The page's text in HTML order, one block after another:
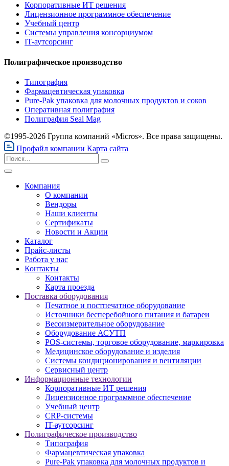
Корпоративные ИТ решения
Лицензионное программное обеспечение
Учебный центр
Системы управления консорциумом
IT-аутсорсинг
Полиграфическое производство
Типография
Фармацевтическая упаковка
Pure-Pak упаковка для молочных продуктов и соков
Оперативная полиграфия
Полиграфия Seal Mag
©1995-2026 Группа компаний «Micros». Все права защищены.
Профайл компании Карта сайта
Компания
О компании
Вендоры
Наши клиенты
Сертификаты
Новости и Акции
Каталог
Прайс-листы
Работа у нас
Контакты
Контакты
Карта проезда
Поставка оборудования
Печатное и постпечатное оборудование
Источники бесперебойного питания и батареи
Весоизмерительное оборудование
Оборудование АСУТП
POS-системы, торговое оборудование, маркировка
Медицинское оборудование и изделия
Системы кондиционирования и вентиляции
Сервисный центр
Информационные технологии
Корпоративные ИТ решения
Лицензионное программное обеспечение
Учебный центр
CRP-системы
IT-аутсорсинг
Полиграфическое производство
Типография
Фармацевтическая упаковка
Pure-Pak упаковка для молочных продуктов и